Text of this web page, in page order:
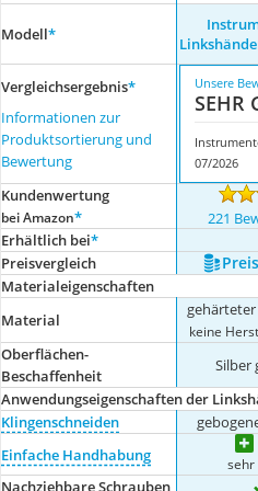
Modell*
Vergleichsergebnis*
Informationen zur
Produktsortierung und
Bewertung
Unsere
SEHR
07/2026
Kundenwertung
bei Amazon* 221
Erhältlich bei*
Preis­vergleich
Materialeigenschaften
Material
keine
Oberflächen-
Beschaffenheit
Silber
Anwendungseigenschaften der
Klingenschneiden
Einfache Handhabung
sehr
Nachziehbare Schrauben